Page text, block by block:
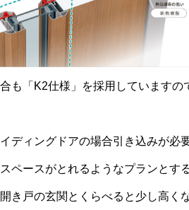
も「K2仕様」を採用していますの
ディングドアの場合引き込みが必
ペースがとれるようなプランとす
き戸の玄関とくらべると少し高く